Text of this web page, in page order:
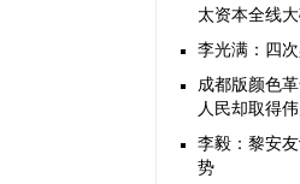
太资本全线大
李光满：四
成都版颜色
人民却取得伟
李毅：黎安
势